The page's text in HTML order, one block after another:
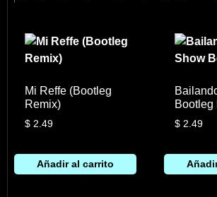
Mi Reffe (Bootleg
Remix)
$2.49
Añadir al carrito
Bootleg
$ 2.49